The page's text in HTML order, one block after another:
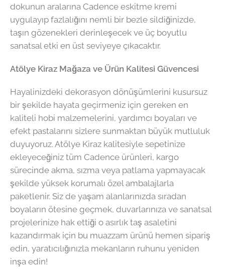
dokunun aralarına Cadence eskitme kremi
uygulayıp fazlalığını nemli bir bezle sildiğinizde,
taşın gözenekleri derinleşecek ve üç boyutlu
sanatsal etki en üst seviyeye çıkacaktır.
Atölye Kiraz Mağaza ve Ürün Kalitesi Güvencesi
Hayalinizdeki dekorasyon dönüşümlerini kusursuz
bir şekilde hayata geçirmeniz için gereken en
kaliteli hobi malzemelerini, yardımcı boyaları ve
efekt pastalarını sizlere sunmaktan büyük mutluluk
duyuyoruz. Atölye Kiraz kalitesiyle sepetinize
ekleyeceğiniz tüm Cadence ürünleri, kargo
sürecinde akma, sızma veya patlama yapmayacak
şekilde yüksek korumalı özel ambalajlarla
paketlenir. Siz de yaşam alanlarınızda sıradan
boyaların ötesine geçmek, duvarlarınıza ve sanatsal
projelerinize hak ettiği o asırlık taş asaletini
kazandırmak için bu muazzam ürünü hemen sipariş
edin, yaratıcılığınızla mekanların ruhunu yeniden
inşa edin!